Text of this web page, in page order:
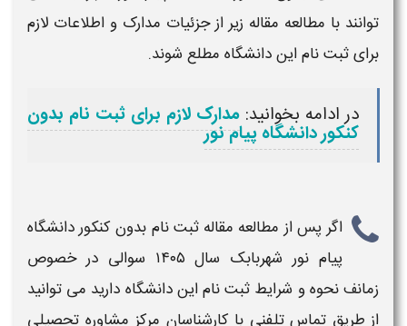
توانند با مطالعه مقاله زیر از جزئیات مدارکو اطلاعات لازم
برایثبت ناماین دانشگاه مطلع شوند.
در ادامه بخوانید: مدارک لازم برای ثبت نام بدون
کنکور دانشگاه پیام نور
اگر پس از مطالعه مقالهثبت نام بدون کنکور دانشگاه
پیام نور شهربابک ​سال ۱۴۰۵
سوالی در خصوص
زمانف نحوه و شرایط ثبت نام این دانشگاه دارید می توانید
از طریق تماس تلفنی با کارشناسان مرکز مشاوره تحصیلی